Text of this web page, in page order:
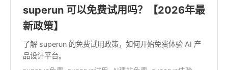
superun 可以免费试用吗？【2026年最
新政策】
了解 superun 的免费试用政策，如何开始免费体验 AI 产
品设计平台。